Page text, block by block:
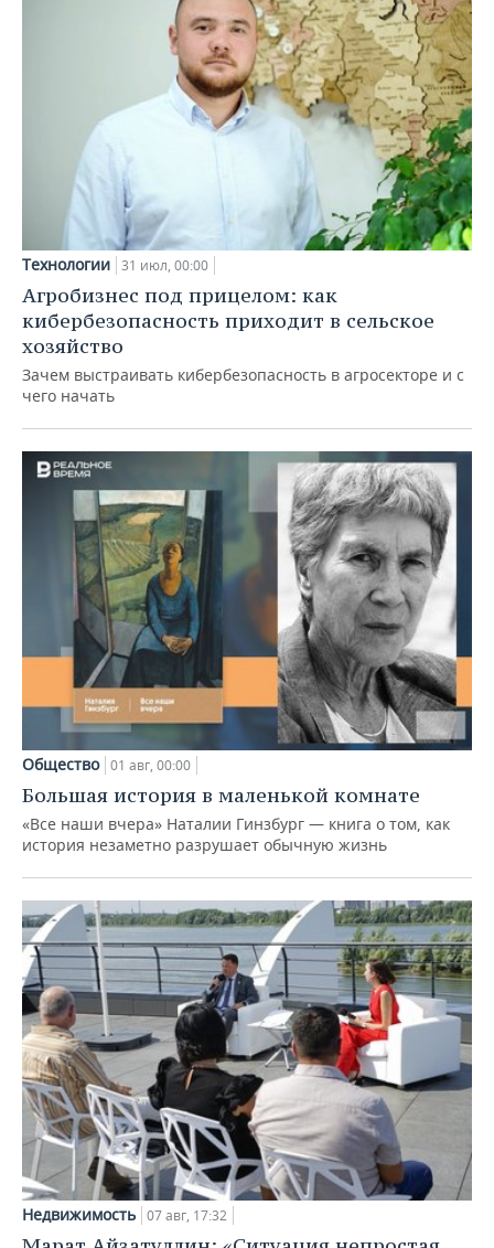
Технологии 31 июл, 00:00
Агробизнес под прицелом: как
кибербезопасность приходит в сельское
хозяйство
Зачем выстраивать кибербезопасность в агросекторе и с
чего начать
Общество 01 авг, 00:00
Большая история в маленькой комнате
«Все наши вчера» Наталии Гинзбург — книга о том, как
история незаметно разрушает обычную жизнь
Недвижимость 07 авг, 17:32